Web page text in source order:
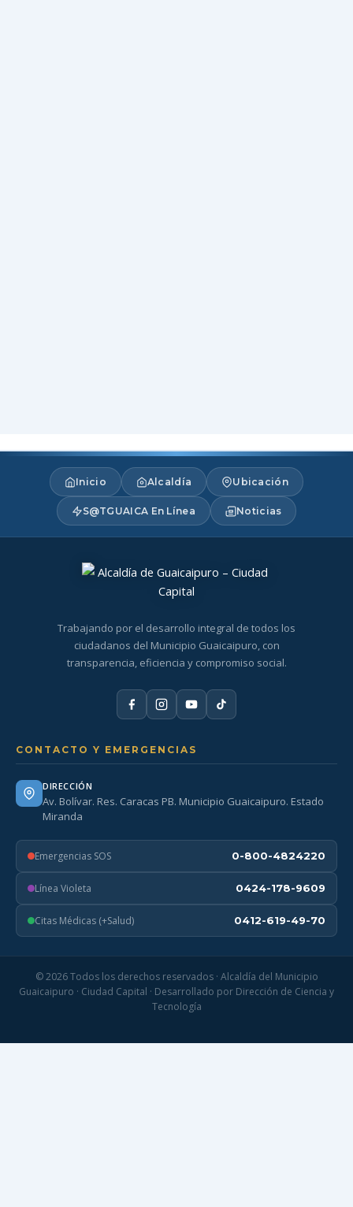
Inicio Alcaldía Ubicación
S@TGUAICA En Línea Noticias
Trabajando por el desarrollo integral de todos los
ciudadanos del Municipio Guaicaipuro, con
transparencia, eficiencia y compromiso social.
CONTACTO Y EMERGENCIAS
DIRECCIÓN
Av. Bolívar. Res. Caracas PB. Municipio Guaicaipuro. Estado
Miranda
Emergencias SOS 0-800-4824220
Línea Violeta 0424-178-9609
Citas Médicas (+Salud) 0412-619-49-70
© 2026 Todos los derechos reservados · Alcaldía del Municipio
Guaicaipuro · Ciudad Capital · Desarrollado por Dirección de Ciencia y
Tecnología